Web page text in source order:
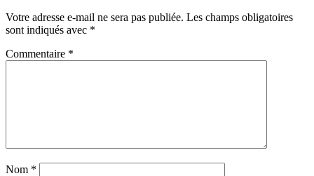
Votre adresse e-mail ne sera pas publiée. Les champs obligatoires
sont indiqués avec *
Commentaire *
Nom *